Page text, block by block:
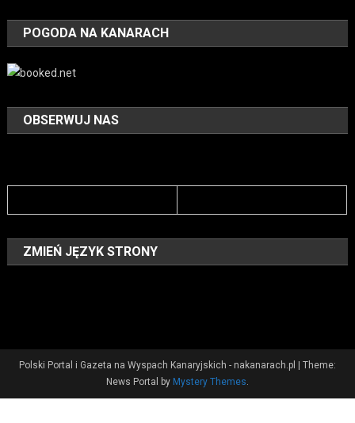
POGODA NA KANARACH
OBSERWUJ NAS
ZMIEŃ JĘZYK STRONY
Polski Portal i Gazeta na Wyspach Kanaryjskich - nakanarach.pl | Theme:
News Portal by Mystery Themes